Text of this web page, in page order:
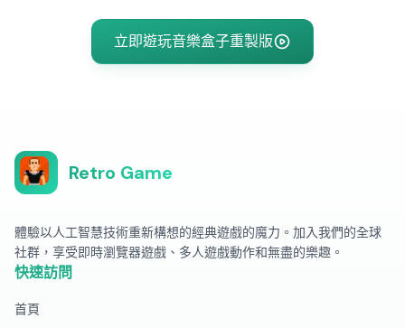
立即遊玩音樂盒子重製版
Retro Game
體驗以人工智慧技術重新構想的經典遊戲的魔力。加入我們的全球
社群，享受即時瀏覽器遊戲、多人遊戲動作和無盡的樂趣。
快速訪問
首頁